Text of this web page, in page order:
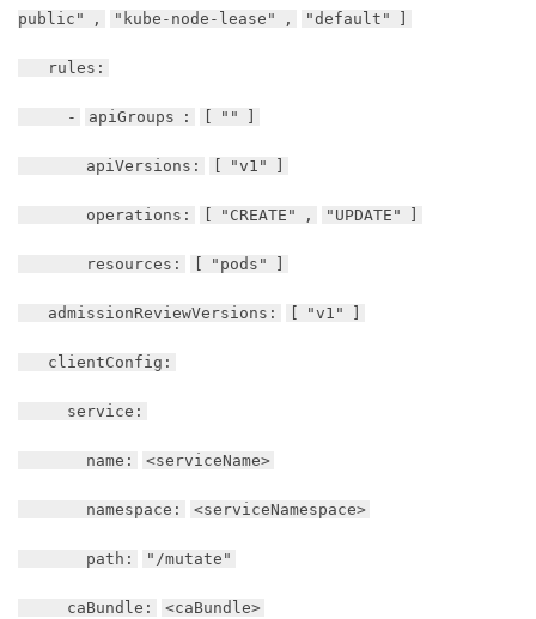
public"
, "kube-node-lease" , "default"
rules:
- apiGroups : ""
apiVersions: "v1"
operations: "CREATE" , "UPDATE"
resources: "pods"
admissionReviewVersions: "v1"
clientConfig:
service:
name: <serviceName>
namespace: <serviceNamespace>
path: "/mutate"
caBundle: <caBundle>